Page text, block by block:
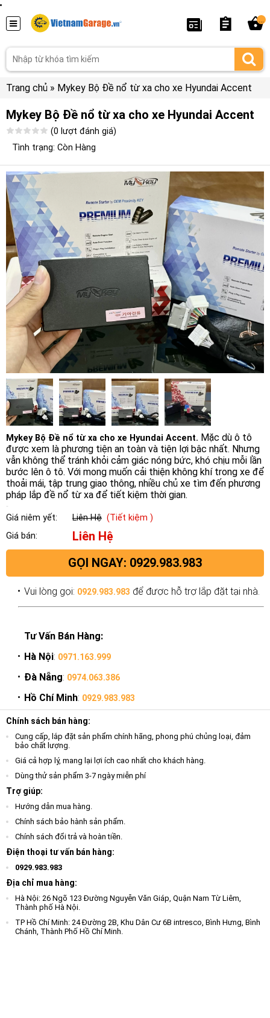
Trang chủ » Mykey Bộ Đề nổ từ xa cho xe Hyundai Accent
Mykey Bộ Đề nổ từ xa cho xe Hyundai Accent
(0 lượt đánh giá)
Tình trạng: Còn Hàng
Mykey Bộ Đề nổ từ xa cho xe Hyundai Accent. Mặc dù ô tô
được xem là phương tiện an toàn và tiện lợi bậc nhất. Nhưng
vẫn không thể tránh khỏi cảm giác nóng bức, khó chịu mỗi lần
bước lên ô tô. Với mong muốn cải thiện không khí trong xe để
thoải mái, tập trung giao thông, nhiều chủ xe tìm đến phương
pháp lắp đề nổ từ xa để tiết kiệm thời gian.
Giá niêm yết: Liên Hệ (Tiết kiệm )
Giá bán:
Liên Hệ
GỌI NGAY: 0929.983.983
Vui lòng gọi: 0929.983.983 để được hỗ trợ lắp đặt tại nhà.
Tư Vấn Bán Hàng:
Hà Nội: 0971.163.999
Đà Nẵng: 0974.063.386
Hồ Chí Minh: 0929.983.983
Chính sách bán hàng:
Cung cấp, lắp đặt sản phẩm chính hãng, phong phú chủng loại, đảm
bảo chất lượng.
Giá cả hợp lý, mang lại lợi ích cao nhất cho khách hàng.
Dùng thử sản phẩm 3-7 ngày miễn phí
Trợ giúp:
Hướng dẫn mua hàng.
Chính sách bảo hành sản phẩm.
Chính sách đổi trả và hoàn tiền.
Điện thoại tư vấn bán hàng:
0929.983.983
Địa chỉ mua hàng:
Hà Nội: 26 Ngõ 123 Đường Nguyễn Văn Giáp, Quận Nam Từ Liêm,
Thành phố Hà Nội.
TP Hồ Chí Minh: 24 Đường 2B, Khu Dân Cư 6B intresco, Bình Hưng, Bình
Chánh, Thành Phố Hồ Chí Minh.